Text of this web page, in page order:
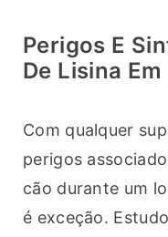
Perigos E
De Lisina Em
Com qualquer
perigos
cão durante um
é exceção.